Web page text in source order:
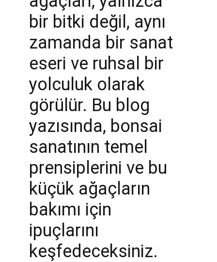
bir bitki değil, aynı
zamanda bir sanat
eseri ve ruhsal bir
yolculuk olarak
görülür. Bu blog
yazısında, bonsai
sanatının temel
prensiplerini ve bu
küçük ağaçların
bakımı için
ipuçlarını
keşfedeceksiniz.